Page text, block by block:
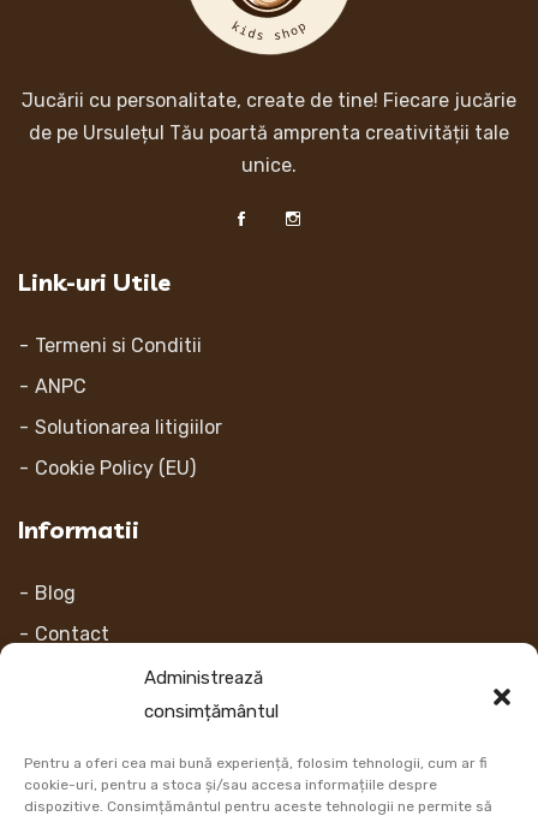
Administrează
consimțământul
Pentru a oferi cea mai bună experiență, folosim tehnologii, cum ar fi
cookie-uri, pentru a stoca și/sau accesa informațiile despre
dispozitive. Consimțământul pentru aceste tehnologii ne permite să
Jucării cu personalitate, create de tine! Fiecare jucărie
de pe Ursulețul Tău poartă amprenta creativității tale
unice.
Link-uri Utile
Termeni si Conditii
ANPC
Solutionarea litigiilor
Cookie Policy (EU)
Informatii
Blog
Contact
Link-uri